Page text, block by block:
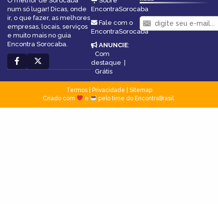
num só lugar! Dicas, onde
ir, o que fazer, as melhores
empresas, locais, serviços
e muito mais no guia
Encontra Sorocaba.
EncontraSorocaba
Fale com o
EncontraSorocaba
ANUNCIE:
Com
destaque
Grátis
Termos| Privacidade
Sitemap
Criado com
e pelo time do EncontraBrasil